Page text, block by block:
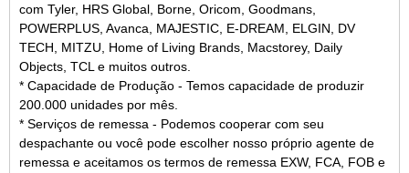
com Tyler, HRS Global, Borne, Oricom, Goodmans,
POWERPLUS, Avanca, MAJESTIC, E-DREAM, ELGIN, DV
TECH, MITZU, Home of Living Brands, Macstorey, Daily
Objects, TCL e muitos outros.
* Capacidade de Produção - Temos capacidade de produzir
200.000 unidades por mês.
* Serviços de remessa - Podemos cooperar com seu
despachante ou você pode escolher nosso próprio agente de
remessa e aceitamos os termos de remessa EXW, FCA, FOB e